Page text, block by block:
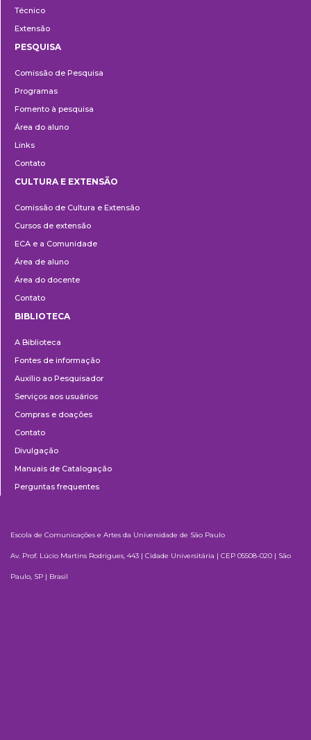
Técnico
Extensão
PESQUISA
Comissão de Pesquisa
Programas
Fomento à pesquisa
Área do aluno
Links
Contato
e
Extensão
CULTURA E EXTENSÃO
Comissão de Cultura e Extensão
Cursos de extensão
ECA e a Comunidade
Área de aluno
Área do docente
Contato
BIBLIOTECA
A Biblioteca
Fontes de informação
Auxílio ao Pesquisador
Serviços aos usuários
Compras e doações
Contato
Divulgação
Manuais de Catalogação
Perguntas frequentes
Escola de Comunicações e Artes da Universidade de São Paulo
Av. Prof. Lúcio Martins Rodrigues, 443 | Cidade Universitária | CEP 05508-020 | São
Paulo, SP | Brasil